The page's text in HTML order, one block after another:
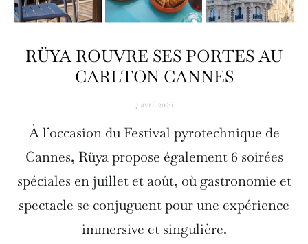
RÜYA ROUVRE SES PORTES AU
CARLTON CANNES
7 avril 2026
À l’occasion du Festival pyrotechnique de
Cannes, Rüya propose également 6 soirées
spéciales en juillet et août, où gastronomie et
spectacle se conjuguent pour une expérience
immersive et singulière.